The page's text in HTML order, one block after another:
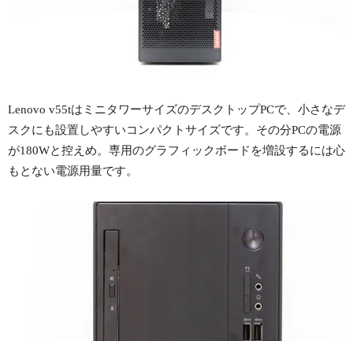
Lenovo v55tはミニタワーサイズのデスクトップPCで、小さなデ
スクにも設置しやすいコンパクトサイズです。その分PCの電源
が180Wと控えめ。専用のグラフィックボードを増設するには心
もとない電源用量です。